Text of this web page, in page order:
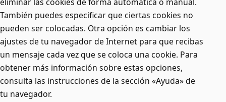
También puedes especificar que ciertas cookies no
pueden ser colocadas. Otra opción es cambiar los
ajustes de tu navegador de Internet para que recibas
un mensaje cada vez que se coloca una cookie. Para
obtener más información sobre estas opciones,
consulta las instrucciones de la sección «Ayuda» de
tu navegador.